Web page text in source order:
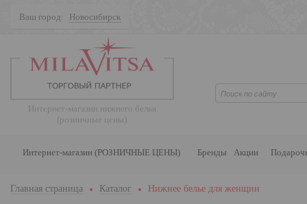
Ваш город: Новосибирск
Интернет-магазин нижнего белья
(розничные цены)
Интернет-магазин (РОЗНИЧНЫЕ ЦЕНЫ) Бренды Акции
Главная страница Каталог Нижнее белье для женщин